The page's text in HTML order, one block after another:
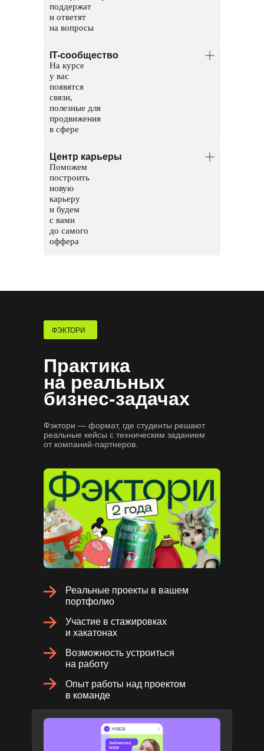
поддержат
и ответят
на вопросы
Помогут разобраться в темах и
проверят домашние задания.
Координаторы — команда заботы
о студентах. Решат организационные
вопросы, поддержат и помогут пройти
обучение до конца.
IT-сообщество
На курсе
у вас
появятся
связи,
полезные для
продвижения
в сфере
с другими студентами
Чат с ментором на платформе, чтобы
прояснить непонятные темы и задания
Мероприятия и стажировки
с партнерами, чтобы наработать опыт
и показать свои скиллы работодателям
Центр карьеры
Поможем
построить
новую
карьеру
и будем
с вами
до самого
оффера
собеседования
Практика
на реальных
бизнес-задачах
Фэктори — формат, где студенты решают
реальные кейсы с техническим заданием
от компаний-партнеров.
ФЭКТОРИ
Реальные проекты в вашем
портфолио
Участие в стажировках
и хакатонах
Возможность устроиться
на работу
Опыт работы над проектом
в команде